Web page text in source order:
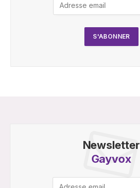
Newsletter
Gayvox